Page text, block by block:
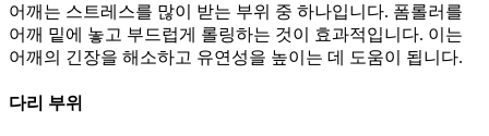
어깨는 스트레스를 많이 받는 부위 중 하나입니다. 폼롤러를
어깨 밑에 놓고 부드럽게 롤링하는 것이 효과적입니다. 이는
어깨의 긴장을 해소하고 유연성을 높이는 데 도움이 됩니다.
다리 부위